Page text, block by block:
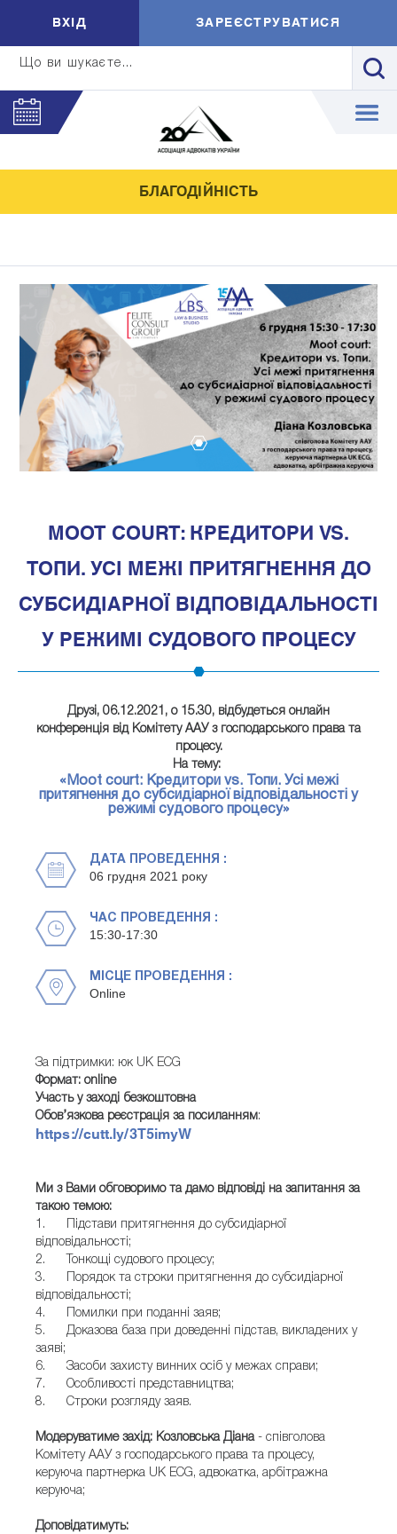
Що ви шукаєте...
ВXIД ЗАРЕЄСТРУВАТИСЯ
БЛАГОДІЙНІСТЬ
MOOT COURT: КРЕДИТОРИ VS.
ТОПИ. УСІ МЕЖІ ПРИТЯГНЕННЯ ДО
СУБСИДІАРНОЇ ВІДПОВІДАЛЬНОСТІ
У РЕЖИМІ СУДОВОГО ПРОЦЕСУ
Друзі, 06.12.2021 , о 15.30, відбудеться онлайн
конференція від Комітету ААУ з господарського права та
процесу.
На тему:
«Moot court: Кредитори vs. Топи. Усі межі
притягнення до субсидіарної відповідальності у
режимі судового процесу»
ДАТА ПРОВЕДЕННЯ :
06 грудня 2021 року
ЧАС ПРОВЕДЕННЯ :
15:30-17:30
МІСЦЕ ПРОВЕДЕННЯ :
Online
За підтримки: юк UK ECG
Формат: online
Участь у заході безкоштовна
Обов’язкова реєстрація за посиланням:
https://cutt.ly/3T5imyW
Ми з Вами обговоримо та дамо відповіді на запитання за
такою темою:
1. Підстави притягнення до субсидіарної
відповідальності;
2. Тонкощі судового процесу;
3. Порядок та строки притягнення до субсидіарної
відповідальності;
4. Помилки при поданні заяв;
5. Доказова база при доведенні підстав, викладених у
заяві;
6. Засоби захисту винних осіб у межах справи;
7. Особливості представництва;
8. Строки розгляду заяв.
Модеруватиме захід: Козловська Діана- співголова
Комітету ААУ з господарського права та процесу,
керуюча партнерка UK ECG, адвокатка, арбітражна
керуюча;
Доповідатимуть: